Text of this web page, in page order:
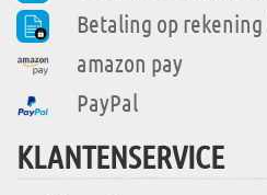
Betaling op rekening
amazon pay
PayPal
KLANTENSERVICE